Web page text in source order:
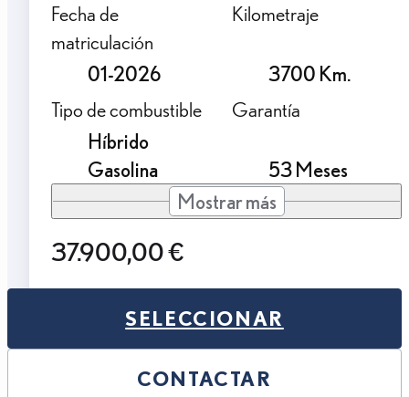
Fecha de
matriculación
01-2026
Kilometraje
3700 Km.
Tipo de combustible
Híbrido
Gasolina
Garantía
53 Meses
Mostrar más
37.900,00 €
SELECCIONAR
CONTACTAR